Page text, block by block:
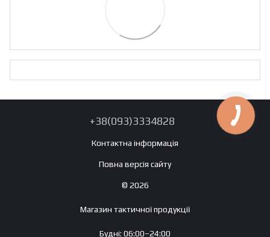
+38(093)3334828
Контактна інформація
Повна версія сайту
© 2026
Магазин тактичної продукції
Будні: 06:00–24:00